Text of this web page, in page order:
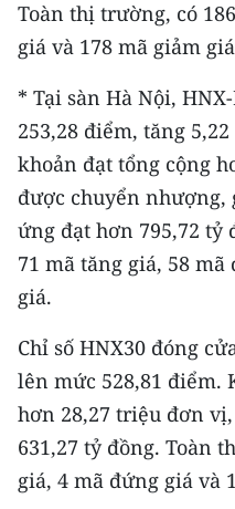
Toàn thị trường, có
giá và 178 mã giảm
* Tại sàn Hà Nội,
253,28 điểm, tăng
khoản đạt tổng cộng
được chuyển
ứng đạt hơn 795,72 tỷ
71 mã tăng giá, 58
giá.
Chỉ số HNX30 đóng
lên mức 528,81 điểm.
hơn 28,27 triệu đơn
631,27 tỷ đồng. Toàn
giá, 4 mã đứng giá và